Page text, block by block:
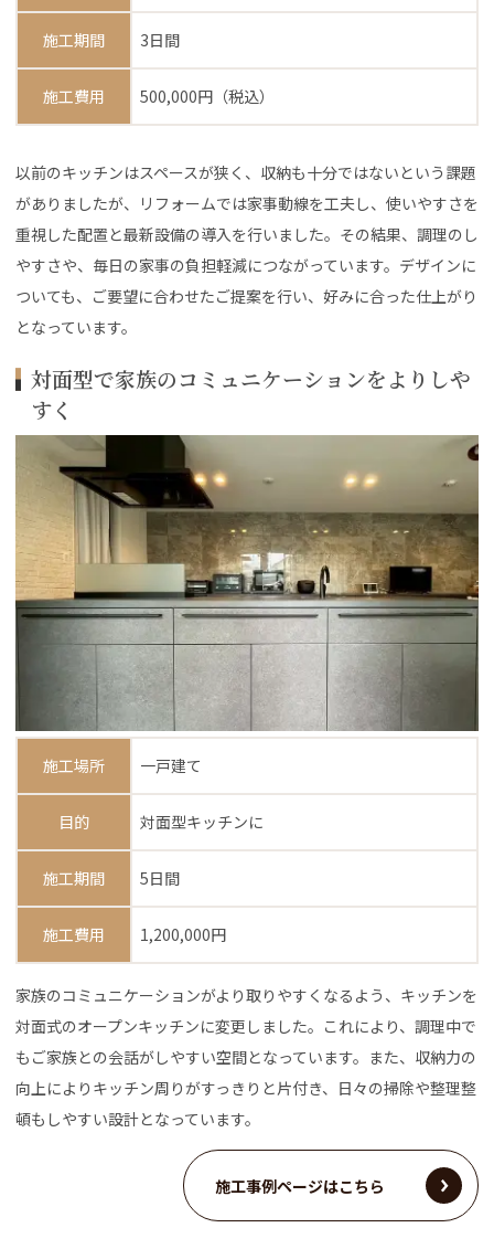
施工期間 3日間
施工費用 500,000円（税込）
以前のキッチンはスペースが狭く、収納も十分ではないという課題
がありましたが、リフォームでは家事動線を工夫し、使いやすさを
重視した配置と最新設備の導入を行いました。その結果、調理のし
やすさや、毎日の家事の負担軽減につながっています。デザインに
ついても、ご要望に合わせたご提案を行い、好みに合った仕上がり
となっています。
対面型で家族のコミュニケーションをよりしや
すく
施工場所 一戸建て
目的 対面型キッチンに
施工期間 5日間
施工費用 1,200,000円
家族のコミュニケーションがより取りやすくなるよう、キッチンを
対面式のオープンキッチンに変更しました。これにより、調理中で
もご家族との会話がしやすい空間となっています。また、収納力の
向上によりキッチン周りがすっきりと片付き、日々の掃除や整理整
頓もしやすい設計となっています。
施工事例ページはこちら